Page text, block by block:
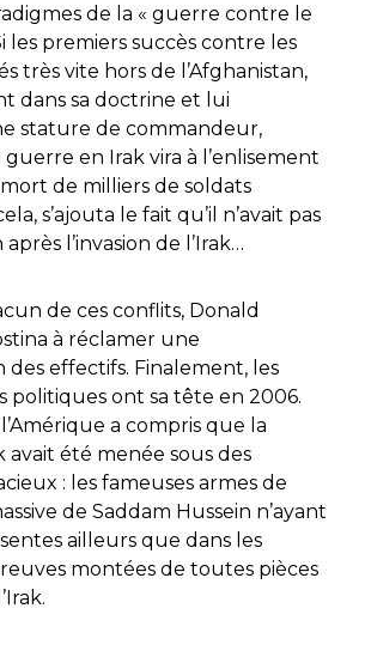
de la « guerre contre le
les premiers succès contre les
très vite hors de l’Afghanistan,
dans sa doctrine et lui
stature de commandeur,
en Irak vira à l’enlisement
de milliers de soldats
s’ajouta le fait qu’il n’avait pas
l’invasion de l’Irak…
de ces conflits, Donald
à réclamer une
effectifs. Finalement, les
politiques ont sa tête en 2006.
a compris que la
été menée sous des
: les fameuses armes de
de Saddam Hussein n’ayant
ailleurs que dans les
montées de toutes pièces